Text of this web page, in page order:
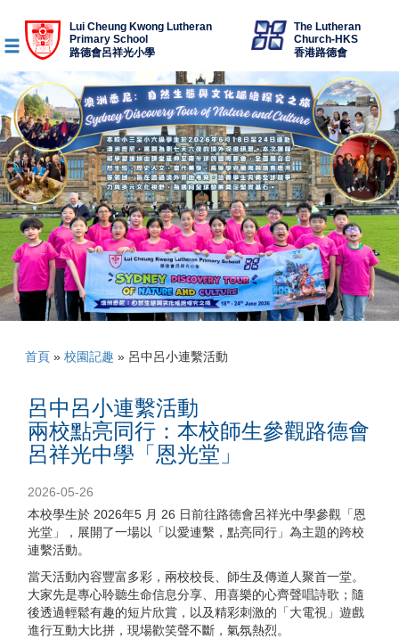
Lui Cheung Kwong Lutheran
Primary School
路德會呂祥光小學
The Lutheran
Church-HKS
香港路德會
首頁» 校園記趣 » 呂中呂小連繫活動
呂中呂小連繫活動
兩校點亮同行：本校師生參觀路德會
呂祥光中學「恩光堂」
2026-05-26
本校學生於 2026年5 月 26 日前往路德會呂祥光中學參觀「恩
光堂」，展開了一場以「以愛連繫，點亮同行」為主題的跨校
連繫活動。
當天活動內容豐富多彩，兩校校長、師生及傳道人聚首一堂。
大家先是專心聆聽生命信息分享、用喜樂的心齊聲唱詩歌；隨
後透過輕鬆有趣的短片欣賞，以及精彩刺激的「大電視」遊戲
進行互動大比拼，現場歡笑聲不斷，氣氛熱烈。